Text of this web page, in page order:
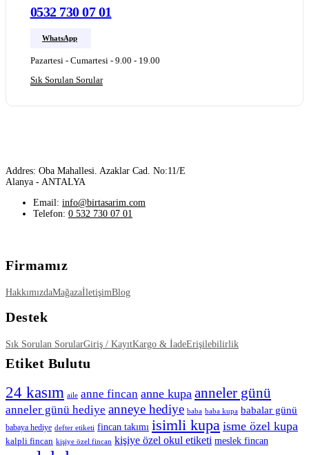
0532 730 07 01
WhatsApp
Pazartesi - Cumartesi - 9.00 - 19.00
Sık Sorulan Sorular
Addres: Oba Mahallesi. Azaklar Cad. No:11/E
Alanya - ANTALYA
Email: info@birtasarim.com
Telefon: 0 532 730 07 01
Firmamız
HakkımızdaMağazaİletişimBlog
Destek
Sık Sorulan SorularGiriş / KayıtKargo & İadeErişilebilirlik
Etiket Bulutu
24 kasım aile anne fincan anne kupa anneler günü
anneler günü hediye anneye hediye baba baba kupa babalar günü
babaya hediye defter etiketi fincan takımı isimli kupa isme özel kupa
kalpli fincan kişiye özel fincan kişiye özel okul etiketi meslek fincan